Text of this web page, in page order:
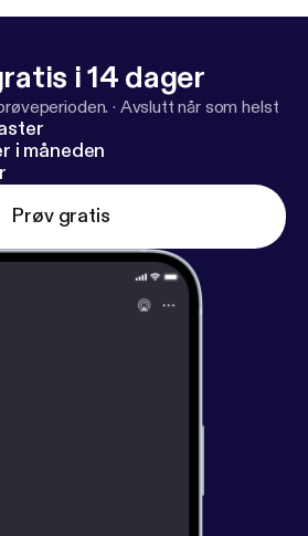
i 14 dager
· Avslutt når som helst
i måneden
Prøv gratis